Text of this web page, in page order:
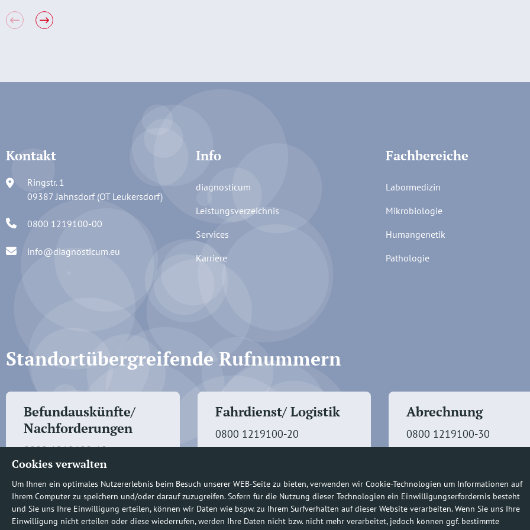
Cookies verwalten
Um Ihnen ein optimales Nutzererlebnis beim Besuch unserer WEB-Seite zu bieten, verwenden wir Cookie-Technologien um Informationen auf
Ihrem Computer zu speichern und/oder darauf zuzugreifen. Sofern für die Nutzung dieser Technologien ein Einwilligungserfordernis besteht
und Sie uns Ihre Einwilligung erteilen, können wir Daten wie bspw. zu Ihrem Surfverhalten auf dieser Website verarbeiten. Wenn Sie uns Ihre
Einwilligung nicht erteilen oder diese wiederrufen, werden Ihre Daten nicht bzw. nicht mehr verarbeitet, jedoch können ggf. bestimmte
Kontakt
Ringstr. 1
09387 Jahnsdorf (OT Leukersdorf)
0800 1219100-00
info@diagnosticum.eu
Info
diagnosticum
Leistungsverzeichnis
Services
Karriere
Fachbereiche
Labormedizin
Mikrobiologie
Humangenetik
Pathologie
Standortübergreifende Rufnummern
Befundauskünfte/
Nachforderungen
0800 1219100-10
Fahrdienst/ Logistik
0800 1219100-20
Abrechnung
0800 1219100-30